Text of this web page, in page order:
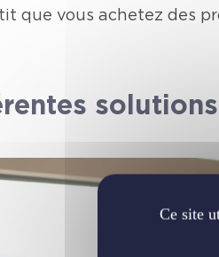
que vous achetez des
Ce site